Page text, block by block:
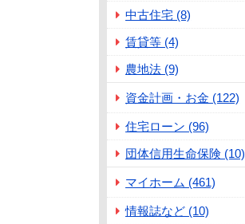
中古住宅 (8)
賃貸等 (4)
農地法 (9)
資金計画・お金 (122)
住宅ローン (96)
団体信用生命保険 (10)
マイホーム (461)
情報誌など (10)